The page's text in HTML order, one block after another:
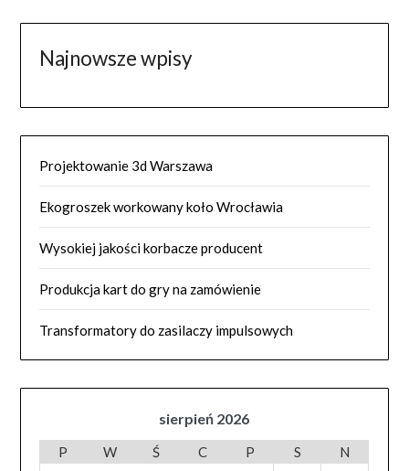
Najnowsze wpisy
Projektowanie 3d Warszawa
Ekogroszek workowany koło Wrocławia
Wysokiej jakości korbacze producent
Produkcja kart do gry na zamówienie
Transformatory do zasilaczy impulsowych
sierpień 2026
P W Ś C P S
N